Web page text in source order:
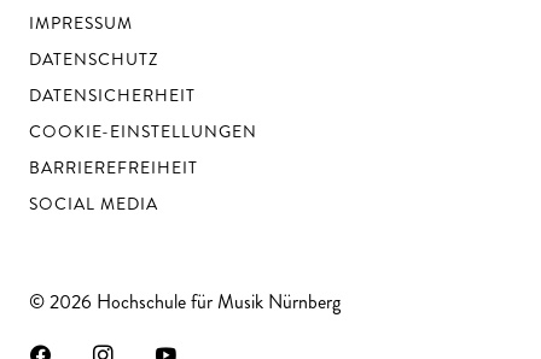
IMPRESSUM
DATENSCHUTZ
DATENSICHERHEIT
COOKIE-EINSTELLUNGEN
BARRIEREFREIHEIT
SOCIAL MEDIA
© 2026 Hochschule für Musik Nürnberg